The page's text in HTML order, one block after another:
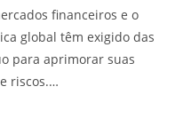
financeiros e o
global têm exigido das
para aprimorar suas
riscos.…